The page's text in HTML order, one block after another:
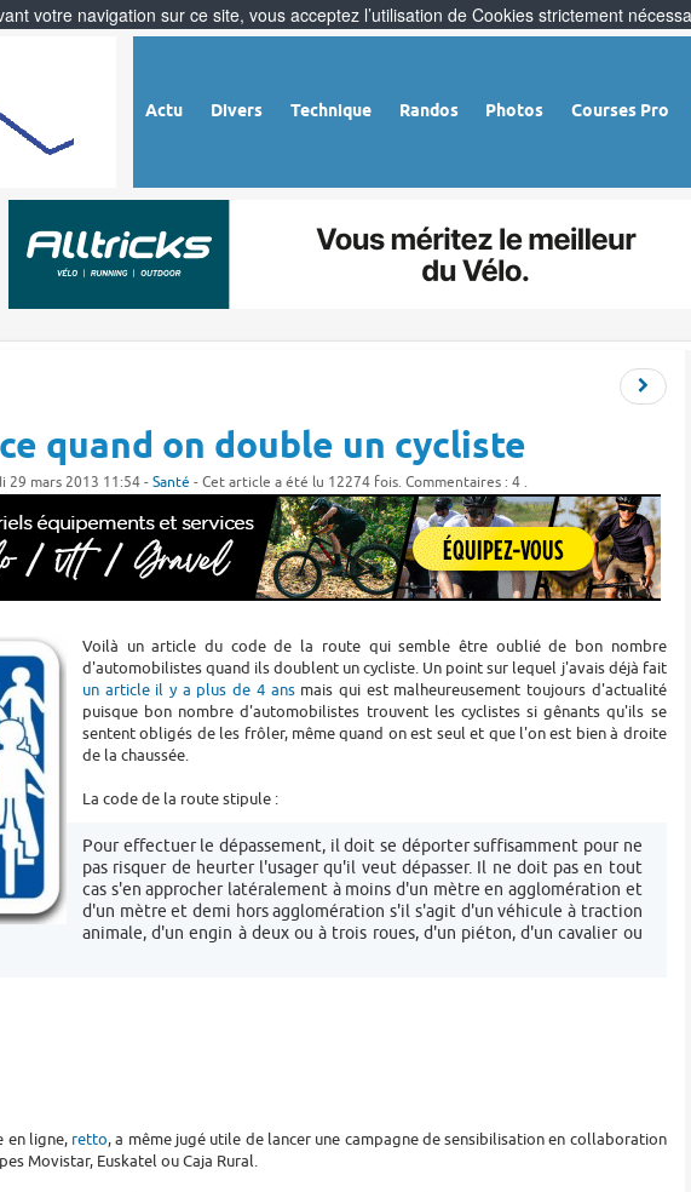
Actu Divers Technique Randos Photos Courses Pro
quand on double un cycliste
29 mars 2013 11:54 - Santé - Cet article a été lu 12274 fois. Commentaires : 4 .
Voilà un article du code de la route qui semble être oublié de bon nombre
d'automobilistes quand ils doublent un cycliste. Un point sur lequel j'avais déjà fait
un article il y a plus de 4 ansmais qui est malheureusement toujours d'actualité
puisque bon nombre d'automobilistes trouvent les cyclistes si gênants qu'ils se
sentent obligés de les frôler, même quand on est seul et que l'on est bien à droite
de la chaussée.
La code de la route stipule :
Pour effectuer le dépassement, il doit se déporter suffisamment pour ne
pas risquer de heurter l'usager qu'il veut dépasser. Il ne doit pas en tout
cas s'en approcher latéralement à moins d'un mètre en agglomération et
d'un mètre et demi hors agglomération s'il s'agit d'un véhicule à traction
animale, d'un engin à deux ou à trois roues, d'un piéton, d'un cavalier ou
en ligne, retto, a même jugé utile de lancer une campagne de sensibilisation en collaboration
Movistar, Euskatel ou Caja Rural.
votre navigation sur ce site, vous acceptez l’utilisation de Cookies strictement